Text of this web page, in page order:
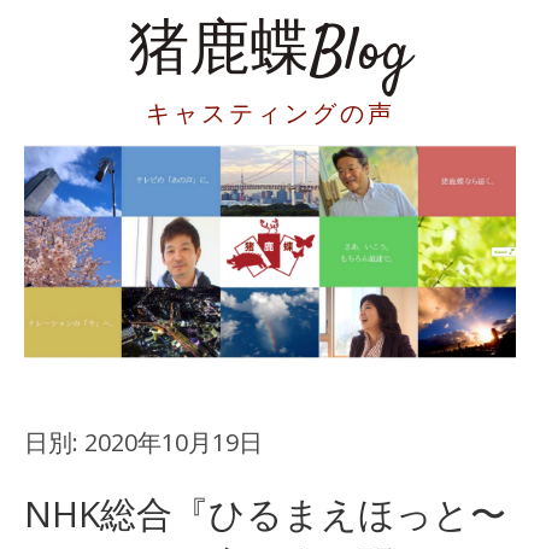
猪鹿蝶Blog
キャスティングの声
日別: 2020年10月19日
NHK総合『ひるまえほっと〜